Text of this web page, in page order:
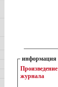
информация
журнала